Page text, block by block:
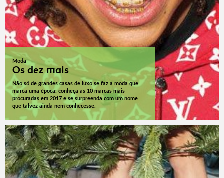
Moda
Os dez mais
Não só de grandes casas de luxo se faz a moda que
marca uma época: conheça as 10 marcas mais
procuradas em 2017 e se surpreenda com um nome
que talvez ainda nem conhecesse.